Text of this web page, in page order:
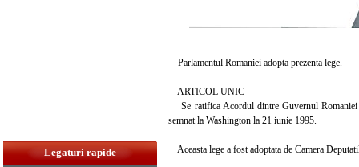
Legaturi rapide
Parlamentul Romaniei adopta prezenta lege.
ARTICOL UNIC
Se ratifica Acordul dintre Guvernul Romaniei
semnat la Washington la 21 iunie 1995.
Aceasta lege a fost adoptata de Camera